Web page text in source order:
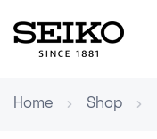
Home Shop